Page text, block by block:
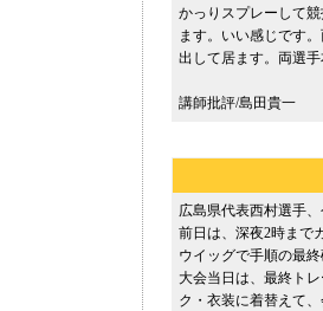
かっりスプレーして
ます。いい感じです
出して居ます。両選
講師批評/島田貴一
広島県代表西村選手
前日は、深夜2時まで
ウイッグで手順の最
大会当日は、最終ト
ク・衣装に着替えて